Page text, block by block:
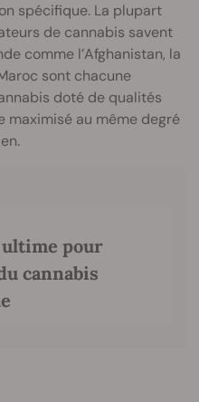
spécifique. La plupart
de cannabis savent
comme l’Afghanistan, la
sont chacune
doté de qualités
au même degré
ultime pour
cannabis